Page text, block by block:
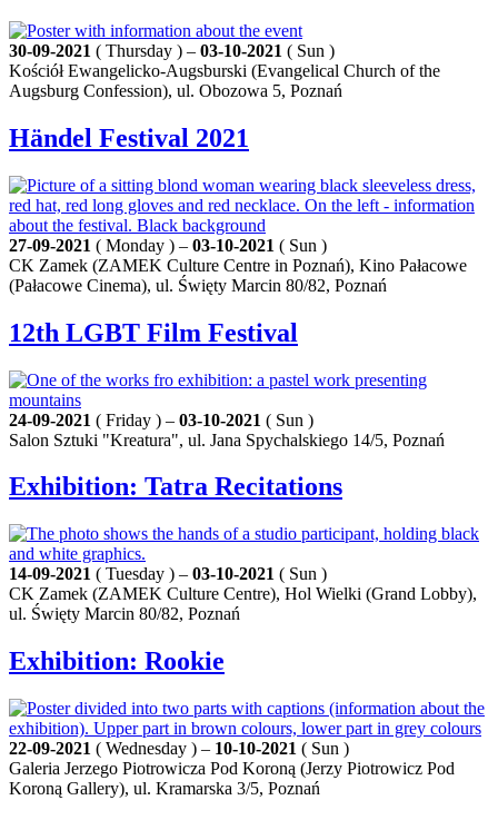
30-09-2021 ( Thursday ) – 03-10-2021 ( Sun )
Kościół Ewangelicko-Augsburski (Evangelical Church of the
Augsburg Confession), ul. Obozowa 5, Poznań
Händel Festival 2021
27-09-2021 ( Monday ) – 03-10-2021 ( Sun )
CK Zamek (ZAMEK Culture Centre in Poznań), Kino Pałacowe
(Pałacowe Cinema), ul. Święty Marcin 80/82, Poznań
12th LGBT Film Festival
24-09-2021 ( Friday ) – 03-10-2021 ( Sun )
Salon Sztuki "Kreatura", ul. Jana Spychalskiego 14/5, Poznań
Exhibition: Tatra Recitations
14-09-2021 ( Tuesday ) – 03-10-2021 ( Sun )
CK Zamek (ZAMEK Culture Centre), Hol Wielki (Grand Lobby),
ul. Święty Marcin 80/82, Poznań
Exhibition: Rookie
22-09-2021 ( Wednesday ) – 10-10-2021 ( Sun )
Galeria Jerzego Piotrowicza Pod Koroną (Jerzy Piotrowicz Pod
Koroną Gallery), ul. Kramarska 3/5, Poznań